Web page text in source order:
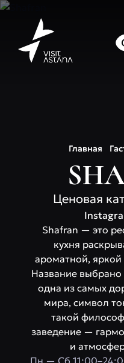
Главная
Ценовая
Shafran — это
кухня
ароматной,
Название
одна из самых
мира, символ
такой
заведение —
и
Пн — Сб